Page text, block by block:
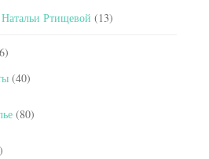
Ртищевой (13)
(40)
(80)